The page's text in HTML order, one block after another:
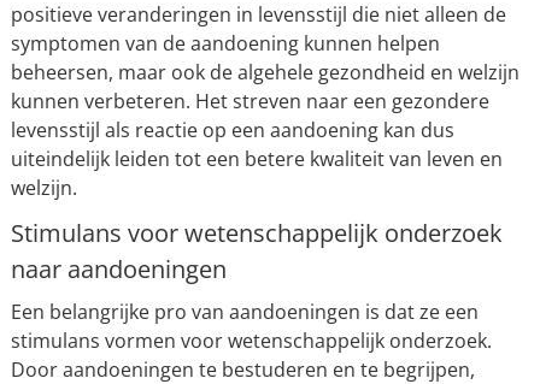
positieve veranderingen in levensstijl die niet alleen de
symptomen van de aandoening kunnen helpen
beheersen, maar ook de algehele gezondheid en welzijn
kunnen verbeteren. Het streven naar een gezondere
levensstijl als reactie op een aandoening kan dus
uiteindelijk leiden tot een betere kwaliteit van leven en
welzijn.
Stimulans voor wetenschappelijk onderzoek
naar aandoeningen
Een belangrijke pro van aandoeningen is dat ze een
stimulans vormen voor wetenschappelijk onderzoek.
Door aandoeningen te bestuderen en te begrijpen,